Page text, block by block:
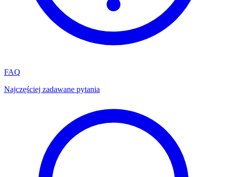
FAQ
Najczęściej zadawane pytania